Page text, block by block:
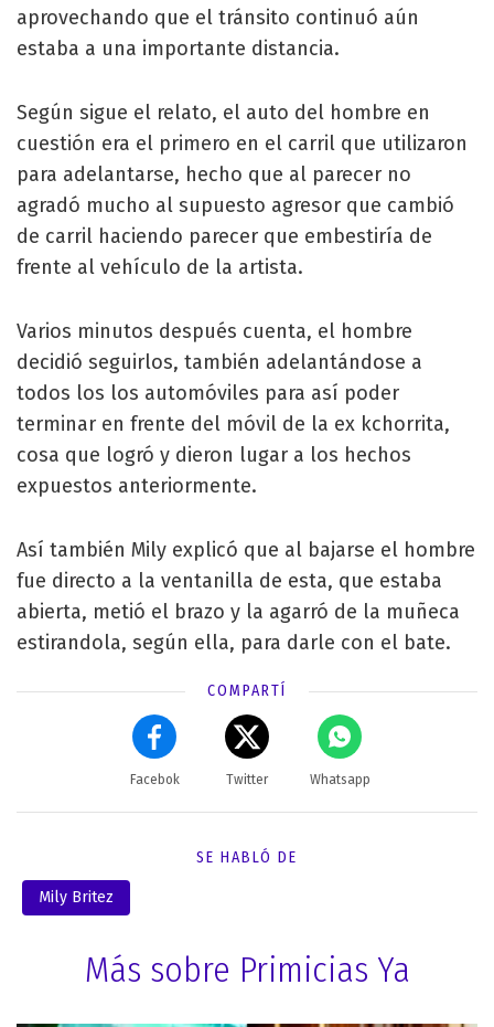
aprovechando que el tránsito continuó aún
estaba a una importante distancia.
Según sigue el relato, el auto del hombre en
cuestión era el primero en el carril que utilizaron
para adelantarse, hecho que al parecer no
agradó mucho al supuesto agresor que cambió
de carril haciendo parecer que embestiría de
frente al vehículo de la artista.
Varios minutos después cuenta, el hombre
decidió seguirlos, también adelantándose a
todos los los automóviles para así poder
terminar en frente del móvil de la ex kchorrita,
cosa que logró y dieron lugar a los hechos
expuestos anteriormente.
Así también Mily explicó que al bajarse el hombre
fue directo a la ventanilla de esta, que estaba
abierta, metió el brazo y la agarró de la muñeca
estirandola, según ella, para darle con el bate.
COMPARTÍ
Facebok Twitter Whatsapp
SE HABLÓ DE
Mily Britez
Más sobre Primicias Ya